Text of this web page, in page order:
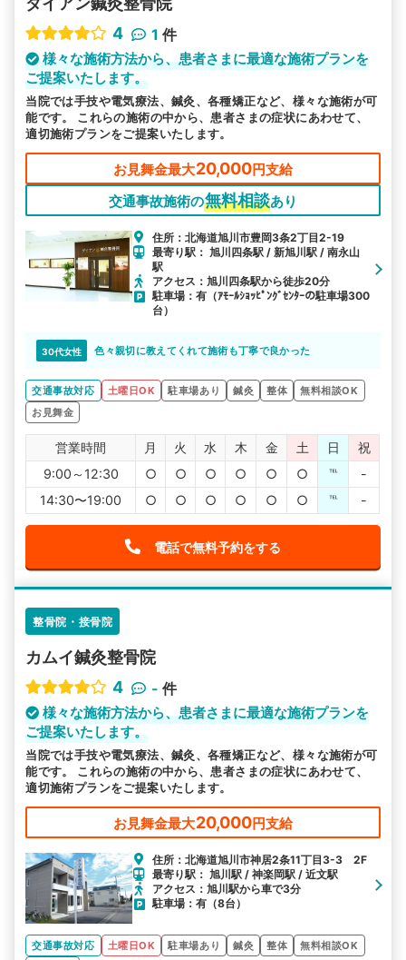
4
1 件
様々な施術方法から、患者さまに最適な施術プランを
ご提案いたします。
当院では手技や電気療法、鍼灸、各種矯正など、様々な施術が可
能です。 これらの施術の中から、患者さまの症状にあわせて、
適切施術プランをご提案いたします。
お見舞金最大20,000円支給
交通事故施術の無料相談あり
住所：北海道旭川市豊岡3条2丁目2-19
最寄り駅： 旭川四条駅 / 新旭川駅 / 南永山
駅
アクセス：旭川四条駅から徒歩20分
駐車場：有（ｱﾓｰﾙｼｮｯﾋﾟﾝｸﾞｾﾝﾀｰの駐車場300
台）
30代女性 色々親切に教えてくれて施術も丁寧で良かった
交通事故対応 土曜日OK 駐車場あり 鍼灸 整体
無料相談OK
お見舞金
営業時間 月 火 水 木 金 土 日
祝
9:00～12:30
○ ○ ○ ○ ○ ○ ℡
-
14:30〜19:00
○ ○ ○ ○ ○ ○ ℡ -
電話で無料予約をする
整骨院・接骨院
カムイ鍼灸整骨院
4
- 件
様々な施術方法から、患者さまに最適な施術プランを
ご提案いたします。
当院では手技や電気療法、鍼灸、各種矯正など、様々な施術が可
能です。 これらの施術の中から、患者さまの症状にあわせて、
適切施術プランをご提案いたします。
お見舞金最大20,000円支給
住所：北海道旭川市神居2条11丁目3-3 2F
最寄り駅： 旭川駅 / 神楽岡駅 / 近文駅
アクセス：旭川駅から車で3分
駐車場：有（8台）
交通事故対応 土曜日OK 駐車場あり 鍼灸 整体
無料相談OK